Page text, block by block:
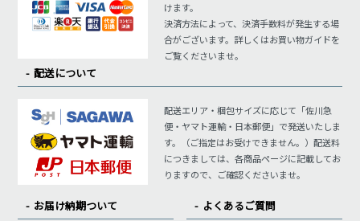
けます。
決済方法によって、決済手数料が発生する場
合がございます。詳しくはお買い物ガイドを
ご覧くださいませ。
配送について
配送エリア・梱包サイズに応じて「佐川急
便・ヤマト運輸・日本郵便」で発送いたしま
す。（ご指定はお受けできません。）配送料
につきましては、各商品ページに記載してお
りますので、ご確認くださいませ。
お届け納期ついて よくあるご質問